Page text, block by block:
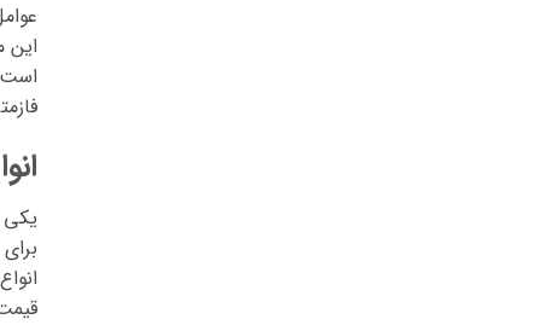
این
است
یکی